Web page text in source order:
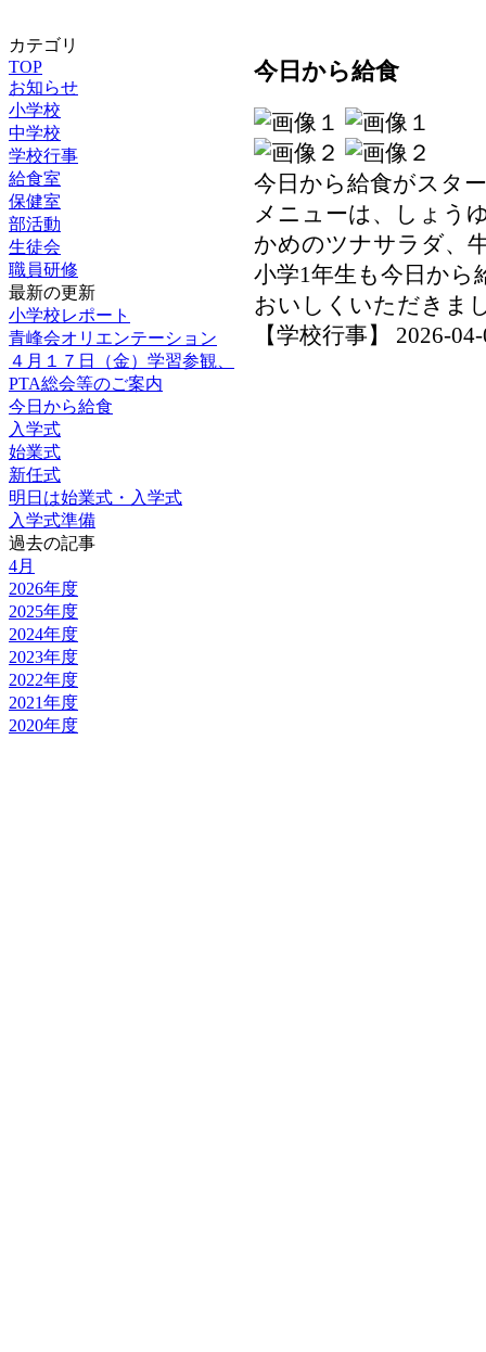
カテゴリ
TOP
お知らせ
小学校
中学校
学校行事
給食室
保健室
部活動
生徒会
職員研修
最新の更新
小学校レポート
青峰会オリエンテーション
４月１７日（金）学習参観、
PTA総会等のご案内
今日から給食
入学式
始業式
新任式
明日は始業式・入学式
入学式準備
過去の記事
4月
2026年度
2025年度
2024年度
2023年度
2022年度
2021年度
2020年度
今日から給食
今日から給食がスタ
メニューは、しょう
かめのツナサラダ、
小学1年生も今日か
おいしくいただきま
【学校行事】 2026-